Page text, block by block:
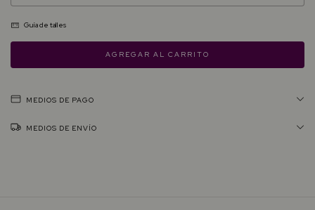
Guía de talles
MEDIOS DE PAGO
MEDIOS DE ENVÍO